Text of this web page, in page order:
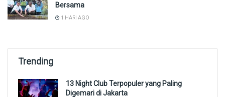
Bersama
1 HARI AGO
Trending
13 Night Club Terpopuler yang Paling
Digemari di Jakarta